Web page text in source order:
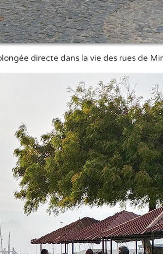
directe dans la vie des rues de